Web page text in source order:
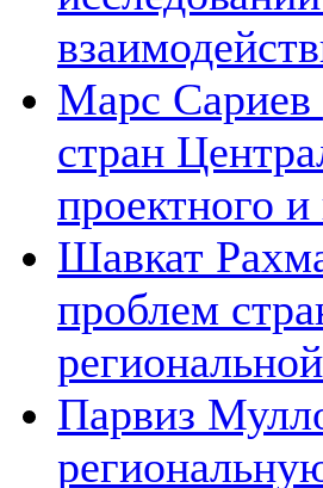
Марс Сариев
стран
проектного
Шавкат
проблем
Парвиз